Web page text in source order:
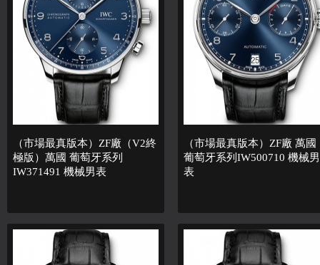
（市場最真版本）ZF廠（V2終
極版）萬國 葡萄牙系列
IW371491 機械男表
（市場最真版本）ZF廠 萬國
葡萄牙系列IW500710 機械男
表